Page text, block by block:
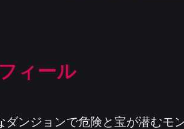
ィール
ダンジョンで危険と宝が潜むモ